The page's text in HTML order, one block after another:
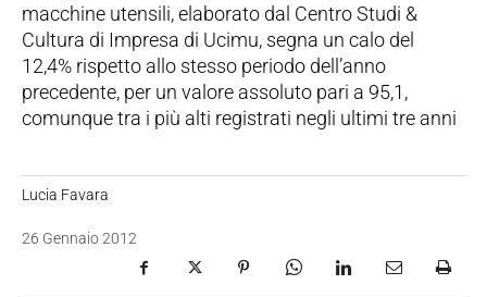
macchine utensili, elaborato dal Centro Studi &
Cultura di Impresa di Ucimu, segna un calo del
12,4% rispetto allo stesso periodo dell’anno
precedente, per un valore assoluto pari a 95,1,
comunque tra i più alti registrati negli ultimi tre anni
Lucia Favara
26 Gennaio 2012